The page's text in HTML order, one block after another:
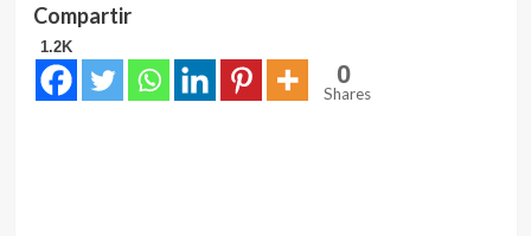
Compartir
1.2K
0
Shares